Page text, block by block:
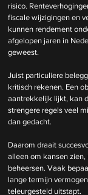
risico.
fiscale wijzigingen en
kunnen rendement
afgelopen jaren in
geweest.
Juist particuliere
kritisch rekenen. Een
aantrekkelijk lijkt, kan
strengere regels veel
dan gedacht.
Daarom draait
alleen om kansen zien,
beheersen. Vaak
lange termijn
teleurgesteld uitstapt.